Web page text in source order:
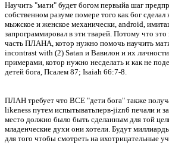
Научить "мати" будет богом первыйа шаг
собственном разуме помере того как бог
мыжское и женское механически, android,
запрограммировал в эти тварей. Потому что
часть ПЛАНА, котор нужно помочь научить
incontrast with (2) Satan и Вавилон и их
примерами, котор нужно несделать и как не
детей бога, Псалем 87; Isaiah 66:7-8.
ПЛАН требует что ВСЕ "дети бога" также
likeness путем испытыватьперв-jizn6 печали и
место должно было быть сделанным для той
младенческие духи они хотели. Будут
для того чтобы смотреть на ихотрицательные